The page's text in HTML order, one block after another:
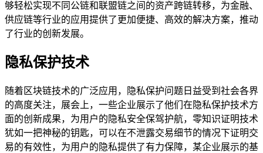
够轻松实现不同公链和联盟链之间的资产跨链转移，为金融、
供应链等行业的应用提供了更加便捷、高效的解决方案，推动
了行业的创新发展。
隐私保护技术
随着区块链技术的广泛应用，隐私保护问题日益受到社会各界
的高度关注，展会上，一些企业展示了他们在隐私保护技术方
面的创新成果，为用户的隐私安全保驾护航，零知识证明技术
犹如一把神秘的钥匙，可以在不泄露交易细节的情况下证明交
易的有效性，为用户的隐私提供了有力保障，某企业展示的基